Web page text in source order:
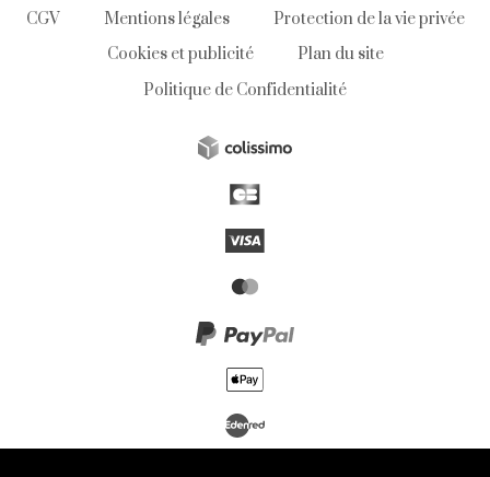
CGV Mentions légales
Protection de la vie privée
Cookies et publicité
Plan du site
Politique de Confidentialité